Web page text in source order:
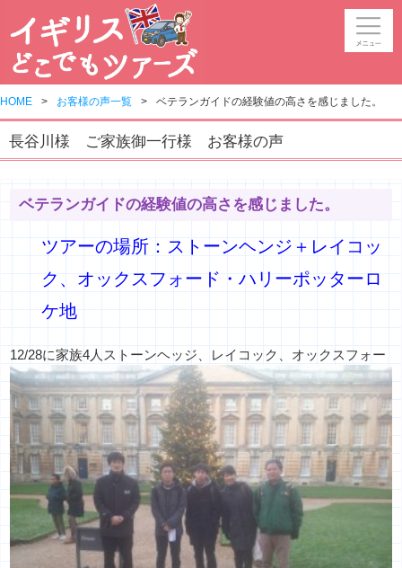
HOME お客様の声一覧 ベテランガイドの経験値の高さを感じました。
長谷川様 ご家族御一行様 お客様の声
ベテランガイドの経験値の高さを感じました。
ツアーの場所：ストーンヘンジ＋レイコッ
ク、オックスフォード・ハリーポッターロ
ケ地
12/28に家族4人ストーンヘッジ、レイコック、 オックスフォー